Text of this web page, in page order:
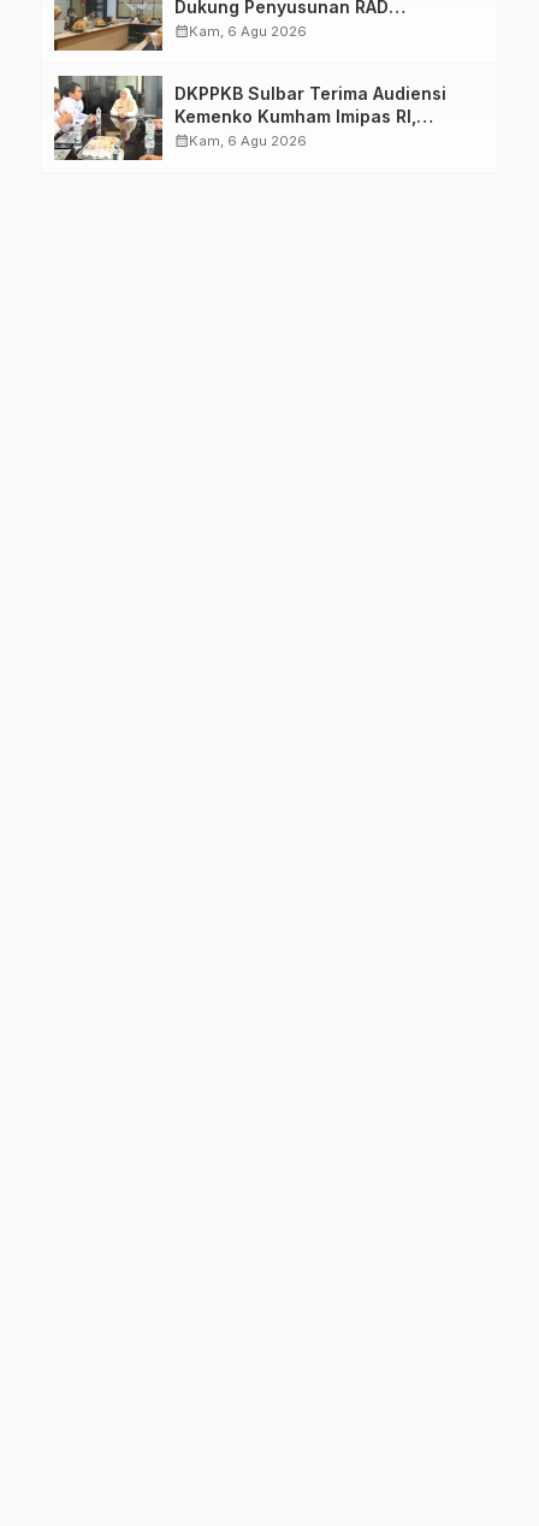
Dukung Penyusunan RAD
TPB/SDGs Sulawesi Barat
calendar_monthKam, 6 Agu 2026
DKPPKB Sulbar Terima Audiensi
Kemenko Kumham Imipas RI,
Perkuat Pelayanan Kesehatan bagi
calendar_monthKam, 6 Agu 2026